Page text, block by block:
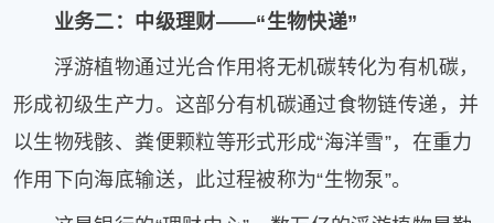
业务二：中级理财——“生物快递”
浮游植物通过光合作用将无机碳转化为有机碳，
形成初级生产力。这部分有机碳通过食物链传递，并
以生物残骸、粪便颗粒等形式形成“海洋雪”，在重力
作用下向海底输送，此过程被称为“生物泵”。